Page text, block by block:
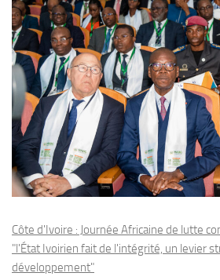
Côte d'Ivoire : Journée Africaine de lutte
"l'État Ivoirien fait de l'intégrité, un levier
développement"